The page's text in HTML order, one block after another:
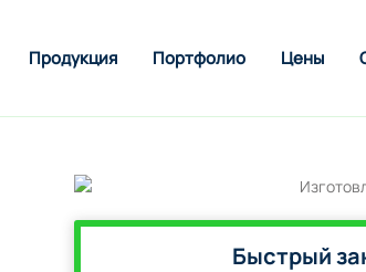
Продукция Портфолио Цены
Быстрый